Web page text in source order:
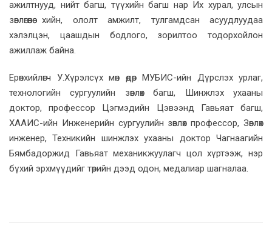
ажилтнууд, нийт багш, түүхийн багш нар Их хурал, улсын
зөвлөгөөнөө хийн, ололт амжилт, тулгамдсан асуудлуудаа
хэлэлцэн, цаашдын бодлого, зорилтоо тодорхойлон
ажиллаж байна.
Ерөнхийлөгч У.Хүрэлсүх мөн өдөр МУБИС-ийн Дүрслэх урлаг,
технологийн сургуулийн зөвлөх багш, Шинжлэх ухааны
доктор, профессор Цэгмэдийн Цэвээнд Гавьяат багш,
ХААИС-ийн Инженерийн сургуулийн зөвлөх профессор, Зөвлөх
инженер, Техникийн шинжлэх ухааны доктор Чагнаагийн
Бямбадоржид Гавьяат механикжуулагч цол хүртээж, нэр
бүхий эрхмүүдийг төрийн дээд одон, медалиар шагналаа.